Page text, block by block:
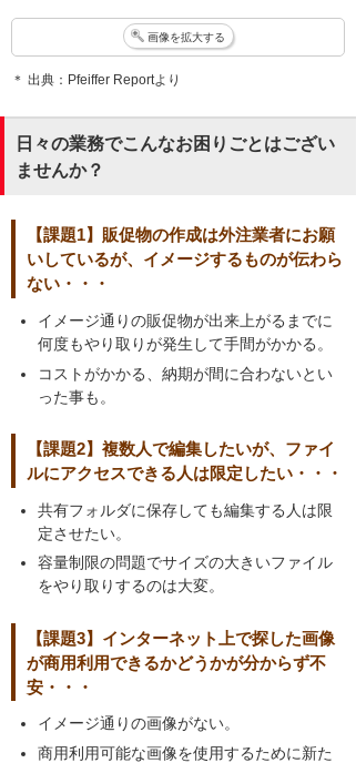
画像を拡大する
＊ 出典：Pfeiffer Reportより
日々の業務でこんなお困りごとはござい
ませんか？
【課題1】販促物の作成は外注業者にお願
いしているが、イメージするものが伝わら
ない・・・
イメージ通りの販促物が出来上がるまでに
何度もやり取りが発生して手間がかかる。
コストがかかる、納期が間に合わないとい
った事も。
【課題2】複数人で編集したいが、ファイ
ルにアクセスできる人は限定したい・・・
共有フォルダに保存しても編集する人は限
定させたい。
容量制限の問題でサイズの大きいファイル
をやり取りするのは大変。
【課題3】インターネット上で探した画像
が商用利用できるかどうかが分からず不
安・・・
イメージ通りの画像がない。
商用利用可能な画像を使用するために新た